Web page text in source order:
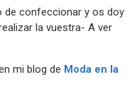
de confeccionar y os doy
la vuestra- A ver
mi blog de Moda en la